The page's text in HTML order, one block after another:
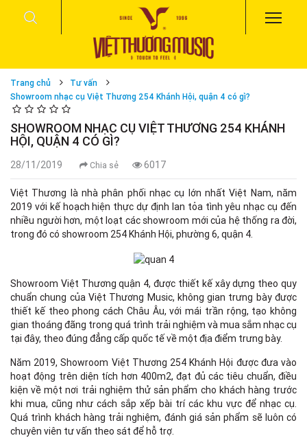
Trang chủ
Tư vấn
Showroom nhạc cụ Việt Thương 254 Khánh Hội, quận 4 có gì?
SHOWROOM NHẠC CỤ VIỆT THƯƠNG 254 KHÁNH
HỘI, QUẬN 4 CÓ GÌ?
28/11/2019 Chia sẻ 6017
Việt Thương là nhà phân phối nhạc cụ lớn nhất Việt Nam, năm
2019 với kế hoạch hiện thực dự định lan tỏa tình yêu nhạc cụ đến
nhiều người hơn, một loạt các showroom mới của hệ thống ra đời,
trong đó có showroom 254 Khánh Hội, phường 6, quận 4.
Showroom Việt Thương quận 4, được thiết kế xây dựng theo quy
chuẩn chung của Việt Thương Music, không gian trưng bày được
thiết kế theo phong cách Châu Âu, với mái trần rộng, tạo không
gian thoáng đãng trong quá trình trải nghiệm và mua sắm nhạc cụ
tại đây, theo đúng đẳng cấp quốc tế về một địa điểm trưng bày.
Năm 2019, Showroom Việt Thương 254 Khánh Hội được đưa vào
hoạt động trên diện tích hơn 400m2, đạt đủ các tiêu chuẩn, điều
kiện về một nơi trải nghiệm thử sản phẩm cho khách hàng trước
khi mua, cũng như cách sắp xếp bài trí các khu vực để nhạc cụ.
Quá trình khách hàng trải nghiệm, đánh giá sản phẩm sẽ luôn có
chuyên viên tư vấn theo sát để hỗ trợ.